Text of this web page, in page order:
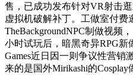
售，已成功发布针对VR射击逛
虚拟机破解补丁。工做室付费
TheBackgroundNPC制做视频
小时试玩后，暗黑奇异RPG
Games近日因一则争议性营销
来的是国外Mirikashi的